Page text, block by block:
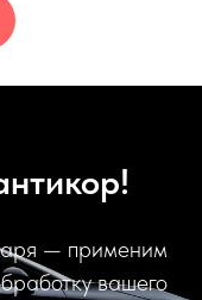
— применим
вашего